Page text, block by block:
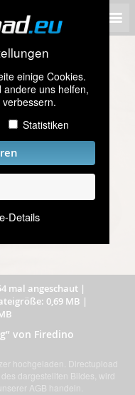
einige Cookies.
andere uns helfen,
Statistiken
Details
mal angeschaut|
0,69 MB |
von Firedino
hochgeladen. Directupload
dargestellten Bildes, wird
AGB handeln.